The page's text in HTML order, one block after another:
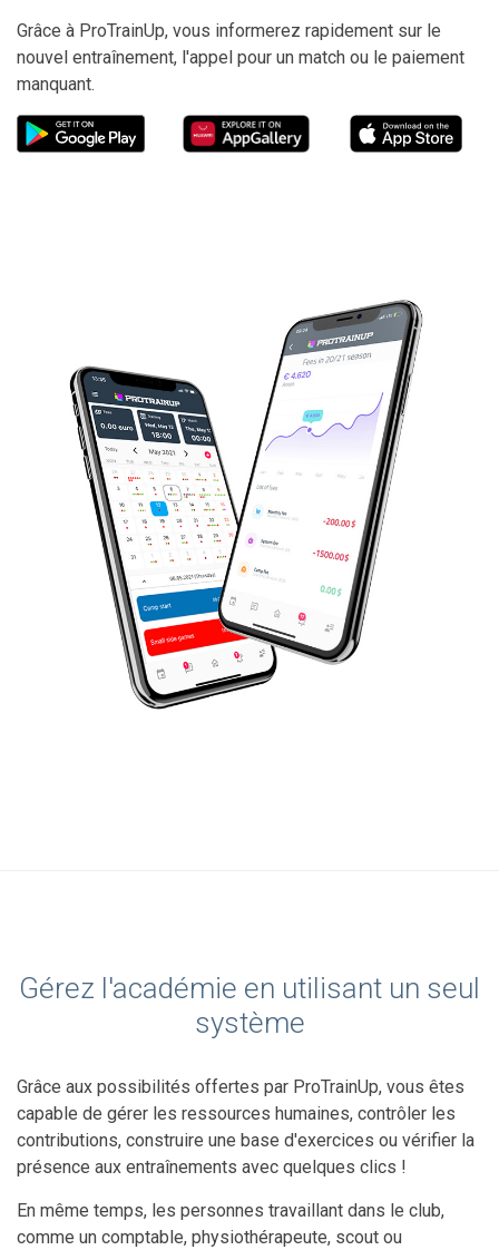
Grâce à ProTrainUp, vous informerez rapidement sur le
nouvel entraînement, l'appel pour un match ou le paiement
manquant.
Gérez l'académie en utilisant un seul
système
Grâce aux possibilités offertes par ProTrainUp, vous êtes
capable de gérer les ressources humaines, contrôler les
contributions, construire une base d'exercices ou vérifier la
présence aux entraînements avec quelques clics !
En même temps, les personnes travaillant dans le club,
comme un comptable, physiothérapeute, scout ou